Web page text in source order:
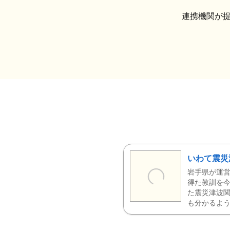
連携機関が
いわて震
岩手県が運
得た教訓を
た震災津波
も分かるよ